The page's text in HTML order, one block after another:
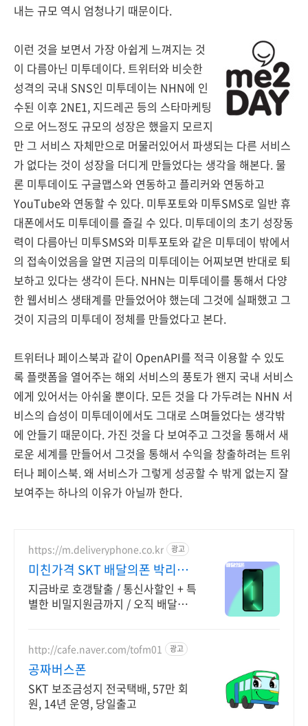
내는 규모 역시 엄청나기 때문이다.
이런 것을 보면서 가장 아쉽게 느껴지는 것
이 다름아닌 미투데이다. 트위터와 비슷한
성격의 국내 SNS인 미투데이는 NHN에 인
수된 이후 2NE1, 지드레곤 등의 스타마케팅
으로 어느정도 규모의 성장은 했을지 모르지
만 그 서비스 자체만으로 머물러있어서 파생되는 다른 서비스
가 없다는 것이 성장을 더디게 만들었다는 생각을 해본다. 물
론 미투데이도 구글맵스와 연동하고 플리커와 연동하고
YouTube와 연동할 수 있다. 미투포토와 미투SMS로 일반 휴
대폰에서도 미투데이를 즐길 수 있다. 미투데이의 초기 성장동
력이 다름아닌 미투SMS와 미투포토와 같은 미투데이 밖에서
의 접속이었음을 알면 지금의 미투데이는 어찌보면 반대로 퇴
보하고 있다는 생각이 든다. NHN는 미투데이를 통해서 다양
한 웹서비스 생태계를 만들었어야 했는데 그것에 실패했고 그
것이 지금의 미투데이 정체를 만들었다고 본다.
트위터나 페이스북과 같이 OpenAPI를 적극 이용할 수 있도
록 플랫폼을 열어주는 해외 서비스의 풍토가 왠지 국내 서비스
에게 있어서는 아쉬울 뿐이다. 모든 것을 다 가두려는 NHN 서
비스의 습성이 미투데이에서도 그대로 스며들었다는 생각밖
에 안들기 때문이다. 가진 것을 다 보여주고 그것을 통해서 새
로운 세계를 만들어서 그것을 통해서 수익을 창출하려는 트위
터나 페이스북. 왜 서비스가 그렇게 성공할 수 밖게 없는지 잘
보여주는 하나의 이유가 아닐까 한다.
https://m.deliveryphone.co.kr 광고
미친가격 SKT 배달의폰 박리다
매! 무조건 더 할인!
지금바로 호갱탈출 / 통신사할인 + 특
별한 비밀지원금까지 / 오직 배달의
http://cafe.naver.com/tofm01 광고
공짜버스폰
SKT 보조금성지 전국택배, 57만 회
원, 14년 운영, 당일출고